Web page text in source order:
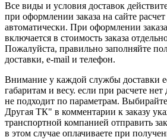
Все виды и условия доставок
при оформлении заказа на сайте
автоматически. При оформлении
включается в стоимость заказа
Пожалуйста, правильно заполняйте
доставки, e-mail и телефон.
Внимание у каждой службы доставки
габаритам и весу. если при расчете нет
не подходит по параметрам.
Другая ТК" в комментарии к заказу
транспортной компанией отправить
в этом случае оплачиваете при